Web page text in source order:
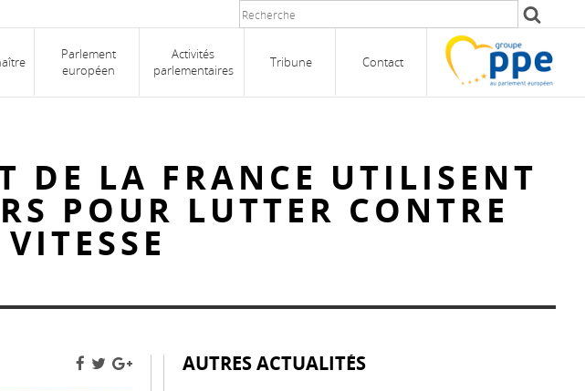
Parlement
européen
Activités
parlementaires
Tribune Contact
DE LA FRANCE UTILISENT
POUR LUTTER CONTRE
AUTRES ACTUALITÉS